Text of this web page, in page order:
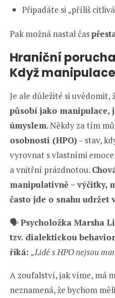
Připadáte si „příliš
Pak možná nastal čas
Hraniční
Když
Je ale důležité si uvědomit,
působí jako manipulace,
úmyslem. Někdy za tím
osobnosti (HPO)– stav,
vyrovnat s vlastními
a vnitřní prázdnotou.
manipulativně – výčitky,
často jde o snahu udržet
🗣️Psycholožka Marsha
tzv. dialektickou
říká: „Lidé s HPO nejsou
A zoufalství, jak víme, má
neznamená, že bychom